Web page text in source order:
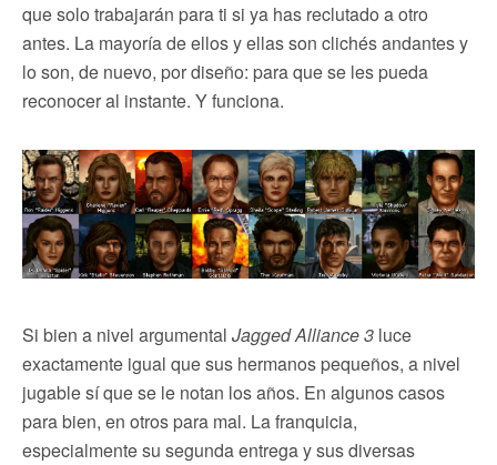
que solo trabajarán para ti si ya has reclutado a otro
antes. La mayoría de ellos y ellas son clichés andantes y
lo son, de nuevo, por diseño: para que se les pueda
reconocer al instante. Y funciona.
Si bien a nivel argumental Jagged Alliance 3 luce
exactamente igual que sus hermanos pequeños, a nivel
jugable sí que se le notan los años. En algunos casos
para bien, en otros para mal. La franquicia,
especialmente su segunda entrega y sus diversas